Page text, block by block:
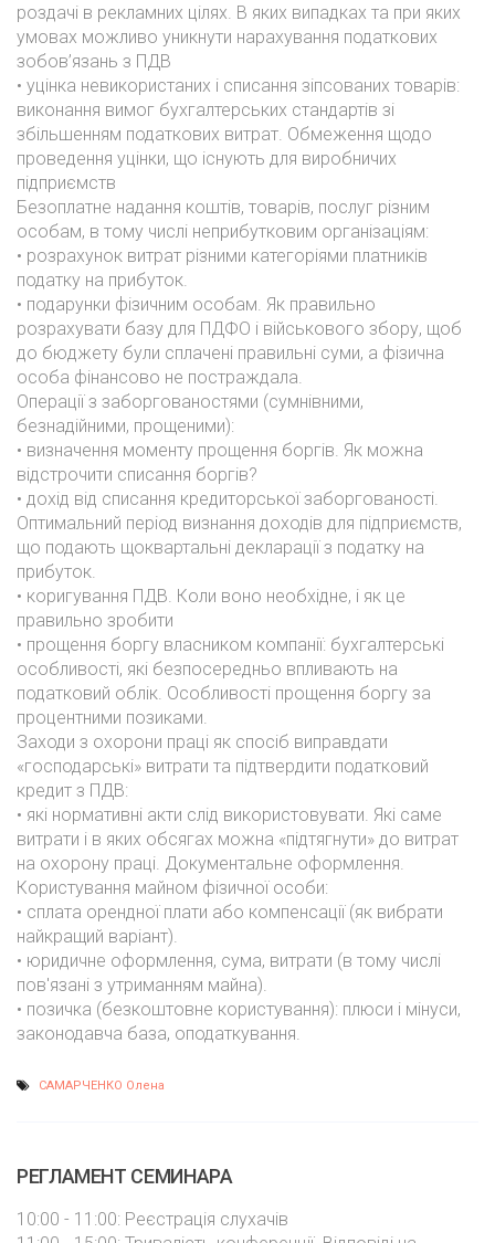
роздачі в рекламних цілях. В яких випадках та при яких
умовах можливо уникнути нарахування податкових
зобов’язань з ПДВ
• уцінка невикористаних і списання зіпсованих товарів:
виконання вимог бухгалтерських стандартів зі
збільшенням податкових витрат. Обмеження щодо
проведення уцінки, що існують для виробничих
підприємств
Безоплатне надання коштів, товарів, послуг різним
особам, в тому числі неприбутковим організаціям:
• розрахунок витрат різними категоріями платників
податку на прибуток.
• подарунки фізичним особам. Як правильно
розрахувати базу для ПДФО і військового збору, щоб
до бюджету були сплачені правильні суми, а фізична
особа фінансово не постраждала.
Операції з заборгованостями (сумнівними,
безнадійними, прощеними):
• визначення моменту прощення боргів. Як можна
відстрочити списання боргів?
• дохід від списання кредиторської заборгованості.
Оптимальний період визнання доходів для підприємств,
що подають щоквартальні декларації з податку на
прибуток.
• коригування ПДВ. Коли воно необхідне, і як це
правильно зробити
• прощення боргу власником компанії: бухгалтерські
особливості, які безпосередньо впливають на
податковий облік. Особливості прощення боргу за
процентними позиками.
Заходи з охорони праці як спосіб виправдати
«господарські» витрати та підтвердити податковий
кредит з ПДВ:
• які нормативні акти слід використовувати. Які саме
витрати і в яких обсягах можна «підтягнути» до витрат
на охорону праці. Документальне оформлення.
Користування майном фізичної особи:
• сплата орендної плати або компенсації (як вибрати
найкращий варіант).
• юридичне оформлення, сума, витрати (в тому числі
пов'язані з утриманням майна).
• позичка (безкоштовне користування): плюси і мінуси,
законодавча база, оподаткування.
САМАРЧЕНКО Олена
РЕГЛАМЕНТ СЕМИНАРА
10:00 - 11:00: Реєстрація слухачів